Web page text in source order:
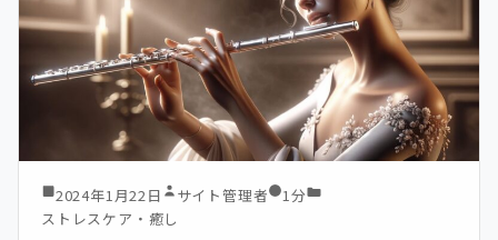
2024年1月22日 サイト管理者
1分
ストレスケア・癒し